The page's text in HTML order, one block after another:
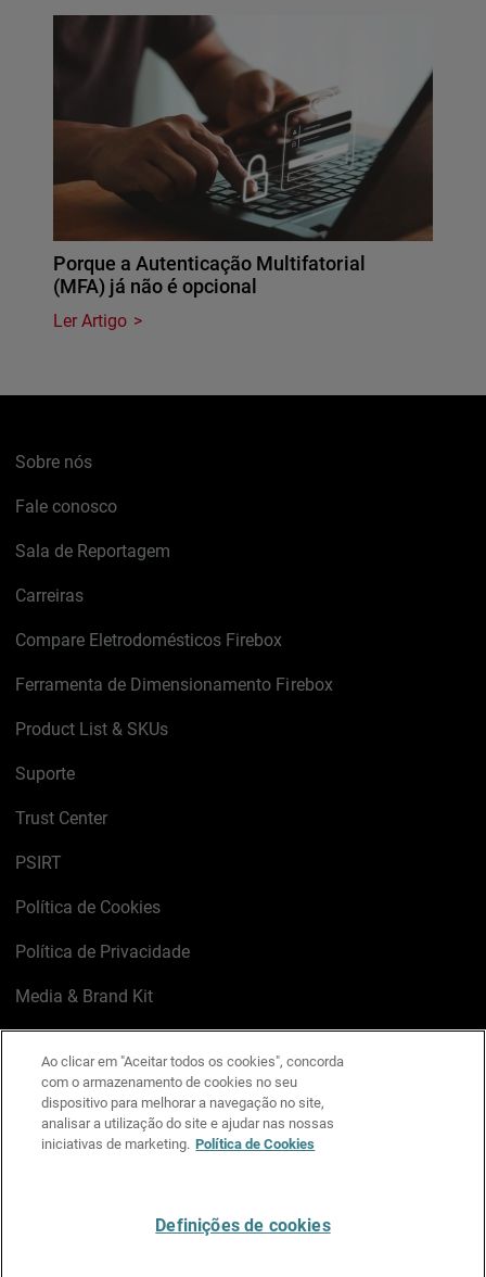
Porque a Autenticação Multifatorial
(MFA) já não é opcional
Ler Artigo
Sobre nós
Fale conosco
Sala de Reportagem
Carreiras
Compare Eletrodomésticos Firebox
Ferramenta de Dimensionamento Firebox
Product List & SKUs
Suporte
Trust Center
PSIRT
Política de Cookies
Política de Privacidade
Media & Brand Kit
LinkedIn
X FacebookInstagram
YouTube
Ao clicar em "Aceitar todos os cookies", concorda
com o armazenamento de cookies no seu
dispositivo para melhorar a navegação no site,
analisar a utilização do site e ajudar nas nossas
iniciativas de marketing. Política de Cookies
Definições de cookies